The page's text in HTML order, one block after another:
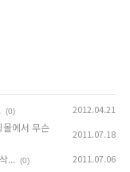
(0) 2012.04.21
에서 무슨
2011.07.18
... (0) 2011.07.06